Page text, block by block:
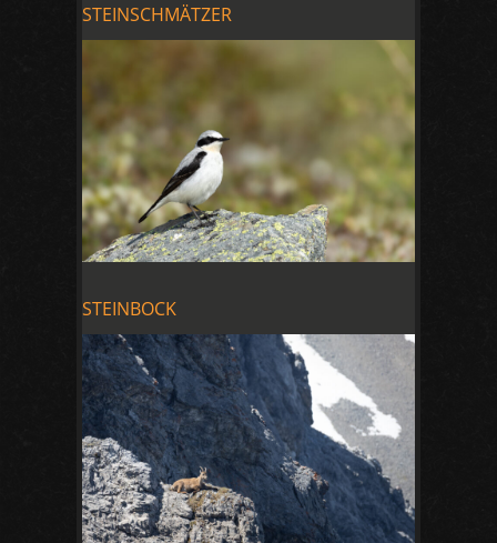
STEINSCHMÄTZER
STEINBOCK